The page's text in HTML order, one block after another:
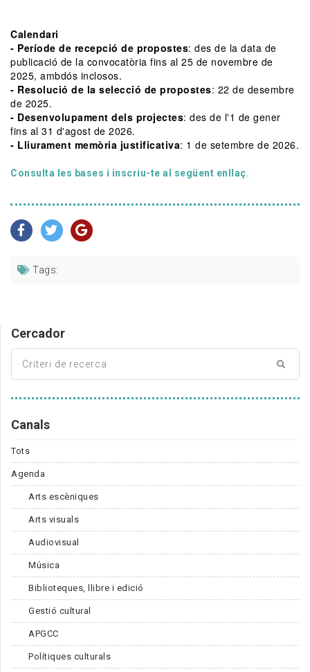
Calendari
- Període de recepció de propostes: des de la data de
publicació de la convocatòria fins al 25 de novembre de
2025, ambdós inclosos.
- Resolució de la selecció de propostes: 22 de desembre
de 2025.
- Desenvolupament dels projectes: des de l'1 de gener
fins al 31 d'agost de 2026.
- Lliurament memòria justificativa: 1 de setembre de 2026.
Consulta les bases i inscriu-te al següent enllaç.
Tags:
Cercador
Canals
Tots
Agenda
Arts escèniques
Arts visuals
Audiovisual
Música
Biblioteques, llibre i edició
Gestió cultural
APGCC
Polítiques culturals